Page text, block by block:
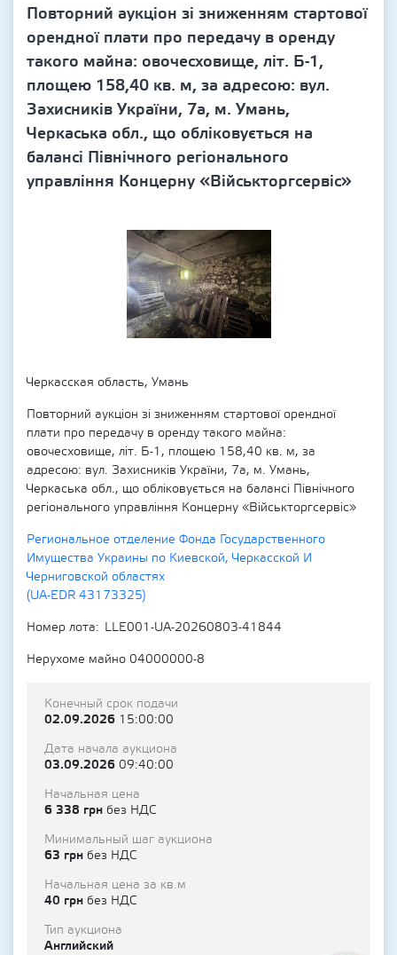
Повторний аукціон зі зниженням стартової
орендної плати про передачу в оренду
такого майна: овочесховище, літ. Б-1,
площею 158,40 кв. м, за адресою: вул.
Захисників України, 7а, м. Умань,
Черкаська обл., що обліковується на
балансі Північного регіонального
управління Концерну «Військторгсервіс»
Черкасская область, Умань
Повторний аукціон зі зниженням стартової орендної
плати про передачу в оренду такого майна:
овочесховище, літ. Б-1, площею 158,40 кв. м, за
адресою: вул. Захисників України, 7а, м. Умань,
Черкаська обл., що обліковується на балансі Північного
регіонального управління Концерну «Військторгсервіс»
Региональное отделение Фонда Государственного
Имущества Украины по Киевской, Черкасской И
Черниговской областях
(UA-EDR 43173325)
Номер лота
LLE001-UA-20260803-41844
Нерухоме майно 04000000-8
Конечный срок подачи
02.09.2026 15:00:00
Дата начала аукциона
03.09.2026 09:40:00
Начальная цена
6 338 грн без НДС
Минимальный шаг аукциона
63 грн без НДС
Начальная цена за кв.м
40 грн без НДС
Тип аукциона
Английский